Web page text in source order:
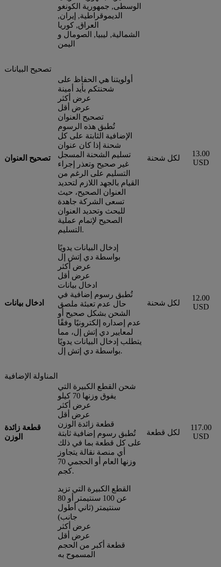
الوسطى, جمهورية الكونغو
الديموقراطية, إيران,
العراق, كوريا
الشمالية, ليبيا, الصومال و
اليمن
تصحيح البيانات
تصحيح العنوان
أولويتنا هي الحفاظ على
شحنتكم بأيد أمينة
عرض أكثر
عرض أقل
تصحيح العنوان
تُطبق هذه الرسوم
الإضافية الثابتة على كل
شحنة إذا كان عنوان
تسليم الشحنة المسجل
غير صحيح وتعذر إجراء
التسليم على الرغم من
القيام بالجهد اللازم لتحديد
العنوان الصحيح، حيث
تسعى الشركة جاهدة
للبحث وتحديد العنوان
الصحيح لإتمام عملية
التسليم.
لكل شحنة
13.00
USD
ادخال بيانات
إدخال البيانات يدويًا
بواسطة دي إتش إل
عرض أكثر
عرض أقل
ادخال بيانات
تُطبق رسوم إضافية في
حال عدم تعبئة ملصق
الشحن بشكل صحيح أو
عدم إصداره إلكترونيًا وفقًا
لمعايير دي إتش إل، مما
يتطلب إدخال البيانات يدويًا
بواسطة دي إتش إل.
لكل شحنة
12.00
USD
المناولة الإضافية
قطعة زائدة
الوزن
شحن القطع الكبيرة التي
يفوق وزنها 70 كيلو
عرض أكثر
عرض أقل
قطعة زائدة الوزن
تُطبق رسوم إضافية ثابتة
على كل قطعة بما في ذلك
أي منصة نقالة يتجاوز
وزنها العام أو الحجمي 70
كجم.
لكل قطعة
117.00
USD
القطع الكبيرة التي تزيد
عن 100 سنتيمتر أو 80
سنتيمتر (ثاني أطول
جانب)
عرض أكثر
عرض أقل
قطعة أكبر من الحجم
المسموح به